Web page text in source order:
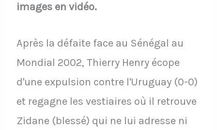
images en vidéo.
Après la défaite face au Sénégal au
Mondial 2002, Thierry Henry écope
d'une expulsion contre l'Uruguay (0-0)
et regagne les vestiaires où il retrouve
Zidane (blessé) qui ne lui adresse ni